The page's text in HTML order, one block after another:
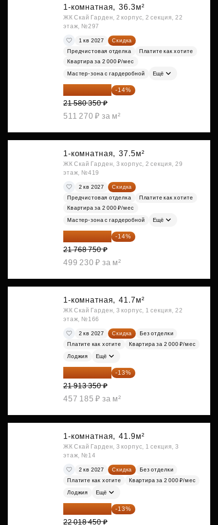
1-комнатная, 36.3м²
ЖК Скай Гарден, 2 корпус, 2 секция, 22
этаж, №297
1 кв 2027
Скидка
Предчистовая отделка
Платите как хотите
Квартира за 2 000 ₽/мес
Мастер-зона с гардеробной Ещё
18 559 101 ₽ -14%
21 580 350 ₽
511 270 ₽ за м²
1-комнатная, 37.5м²
ЖК Скай Гарден, 3 корпус, 2 секция, 29
этаж, №419
2 кв 2027
Скидка
Предчистовая отделка
Платите как хотите
Квартира за 2 000 ₽/мес
Мастер-зона с гардеробной Ещё
18 721 125 ₽ -14%
21 768 750 ₽
499 230 ₽ за м²
1-комнатная, 41.7м²
ЖК Скай Гарден, 3 корпус, 1 секция, 22
этаж, №166
2 кв 2027 Скидка
Без отделки
Платите как хотите
Квартира за 2 000 ₽/мес
Лоджия Ещё
19 064 615 ₽ -13%
21 913 350 ₽
457 185 ₽ за м²
1-комнатная, 41.9м²
ЖК Скай Гарден, 3 корпус, 1 секция, 3
этаж, №14
2 кв 2027 Скидка
Без отделки
Платите как хотите
Квартира за 2 000 ₽/мес
Лоджия Ещё
19 156 052 ₽ -13%
22 018 450 ₽